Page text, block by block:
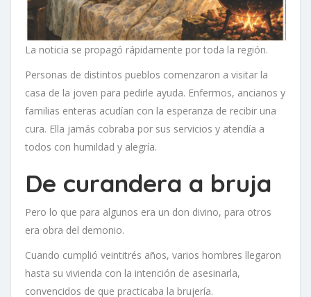
La noticia se propagó rápidamente por toda la región.
Personas de distintos pueblos comenzaron a visitar la
casa de la joven para pedirle ayuda. Enfermos, ancianos y
familias enteras acudían con la esperanza de recibir una
cura. Ella jamás cobraba por sus servicios y atendía a
todos con humildad y alegría.
De curandera a bruja
Pero lo que para algunos era un don divino, para otros
era obra del demonio.
Cuando cumplió veintitrés años, varios hombres llegaron
hasta su vivienda con la intención de asesinarla,
convencidos de que practicaba la brujería.